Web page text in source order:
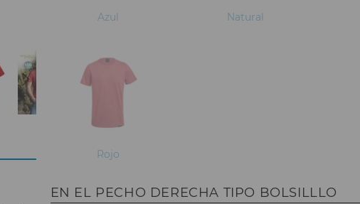
Azul Natural
Rojo
EN EL PECHO DERECHA TIPO BOLSILLLO